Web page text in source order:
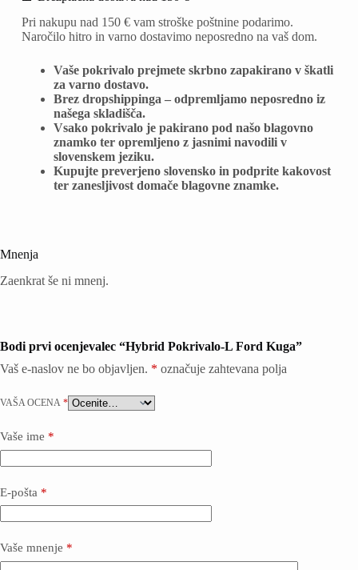
Pri nakupu nad 150 € vam stroške poštnine podarimo.
Naročilo hitro in varno dostavimo neposredno na vaš dom.
Vaše pokrivalo prejmete skrbno zapakirano v škatli
za varno dostavo.
Brez dropshippinga – odpremljamo neposredno iz
našega skladišča.
Vsako pokrivalo je pakirano pod našo blagovno
znamko ter opremljeno z jasnimi navodili v
slovenskem jeziku.
Kupujte preverjeno slovensko in podprite kakovost
ter zanesljivost domače blagovne znamke.
Mnenja
Zaenkrat še ni mnenj.
Bodi prvi ocenjevalec “Hybrid Pokrivalo-L Ford Kuga”
Vaš e-naslov ne bo objavljen. * označuje zahtevana polja
VAŠA OCENA *
Vaše ime *
E-pošta *
Vaše mnenje *